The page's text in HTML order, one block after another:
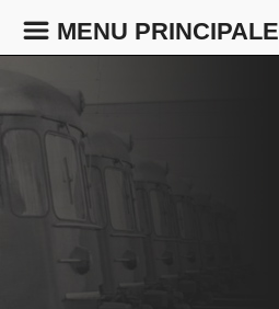
MENU PRINCIPALE